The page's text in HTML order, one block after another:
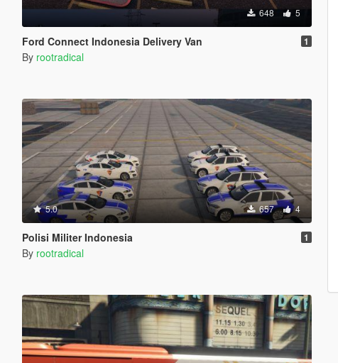
648 5
Ford Connect Indonesia Delivery Van 1
By rootradical
5.0 657 4
Polisi Militer Indonesia 1
By rootradical